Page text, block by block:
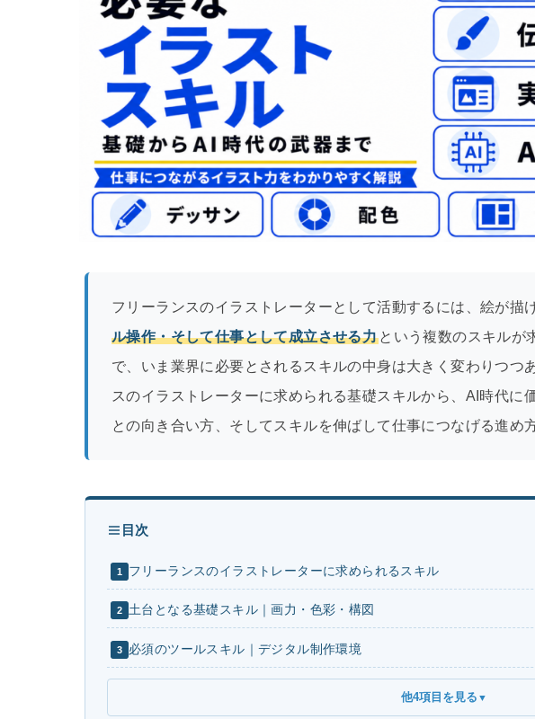
フリーランスのイラストレーターとして活動するには、絵が描
ル操作・そして仕事として成立させる力 という複数のスキルが
で、いま業界に必要とされるスキルの中身は大きく変わりつつ
スのイラストレーターに求められる基礎スキルから、AI時代に
との向き合い方、そしてスキルを伸ばして仕事につなげる進め
目次
1 フリーランスのイラストレーターに求められるスキル
2 土台となる基礎スキル｜画力・色彩・構図
3 必須のツールスキル｜デジタル制作環境
他4項目を見る ▼